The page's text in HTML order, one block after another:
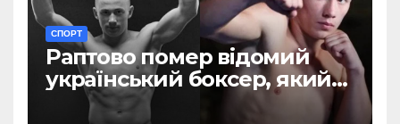
СПОРТ
Раптово помер відомий
український боксер, який
родом із Рівненщини